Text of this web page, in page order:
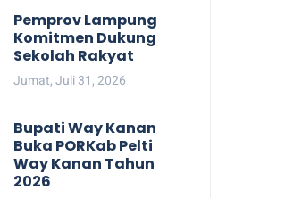
Pemprov Lampung
Komitmen Dukung
Sekolah Rakyat
Jumat, Juli 31, 2026
Bupati Way Kanan
Buka PORKab Pelti
Way Kanan Tahun
2026